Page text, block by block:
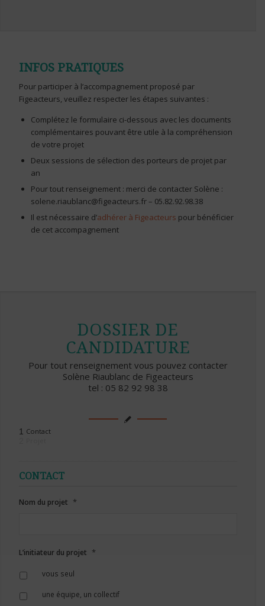
INFOS PRATIQUES
Pour participer à l’accompagnement proposé par
Figeacteurs, veuillez respecter les étapes suivantes :
Complétez le formulaire ci-dessous avec les documents
complémentaires pouvant être utile à la compréhension
de votre projet
Deux sessions de sélection des porteurs de projet par
an
Pour tout renseignement : merci de contacter Solène :
solene.riaublanc@figeacteurs.fr – 05.82.92.98.38
Il est nécessaire d’adhérer à Figeacteurs pour bénéficier
de cet accompagnement
DOSSIER DE
CANDIDATURE
Pour tout renseignement vous pouvez contacter
Solène Riaublanc de Figeacteurs
tel : 05 82 92 98 38
1 Contact
CONTACT
Nom du projet *
L’initiateur du projet *
vous seul
une équipe, un collectif